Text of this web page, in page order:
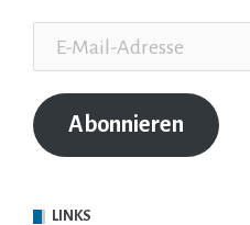
Mail-
Adresse
Abonnieren
LINKS